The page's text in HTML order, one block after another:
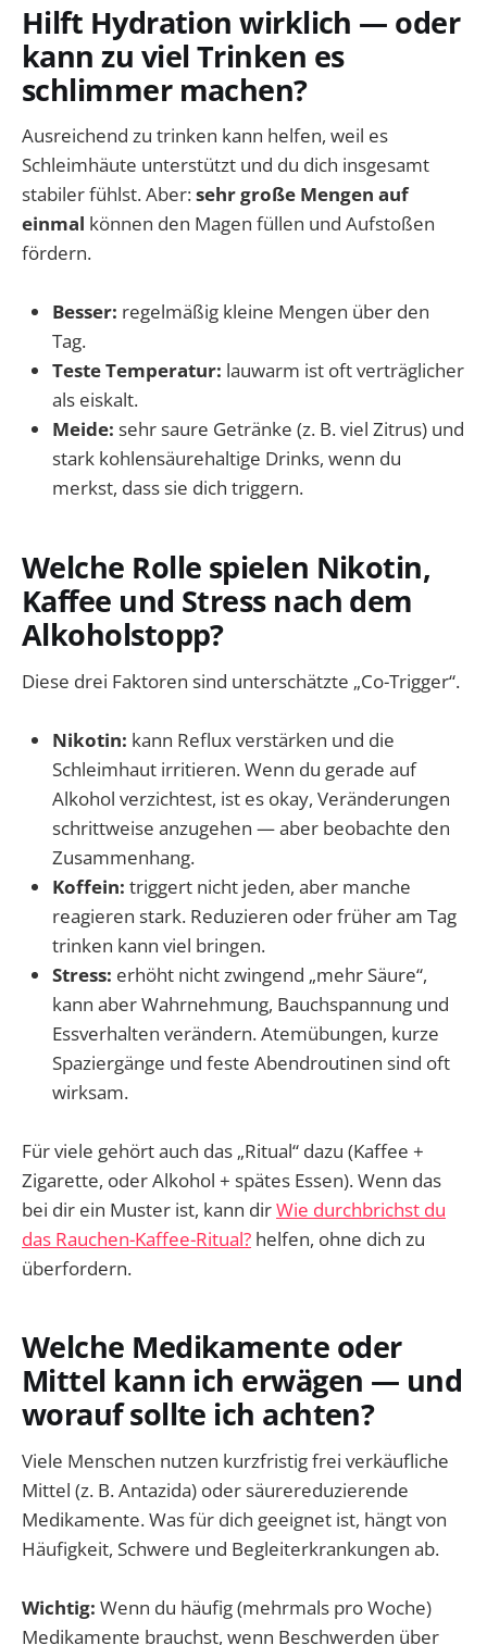
Hilft Hydration wirklich — oder
kann zu viel Trinken es
schlimmer machen?
Ausreichend zu trinken kann helfen, weil es
Schleimhäute unterstützt und du dich insgesamt
stabiler fühlst. Aber:sehr große Mengen auf
einmal können den Magen füllen und Aufstoßen
fördern.
Besser: regelmäßig kleine Mengen über den
Tag.
Teste Temperatur: lauwarm ist oft verträglicher
als eiskalt.
Meide: sehr saure Getränke (z. B. viel Zitrus) und
stark kohlensäurehaltige Drinks, wenn du
merkst, dass sie dich triggern.
Welche Rolle spielen Nikotin,
Kaffee und Stress nach dem
Alkoholstopp?
Diese drei Faktoren sind unterschätzte „Co-Trigger“.
Nikotin: kann Reflux verstärken und die
Schleimhaut irritieren. Wenn du gerade auf
Alkohol verzichtest, ist es okay, Veränderungen
schrittweise anzugehen — aber beobachte den
Zusammenhang.
Koffein: triggert nicht jeden, aber manche
reagieren stark. Reduzieren oder früher am Tag
trinken kann viel bringen.
Stress: erhöht nicht zwingend „mehr Säure“,
kann aber Wahrnehmung, Bauchspannung und
Essverhalten verändern. Atemübungen, kurze
Spaziergänge und feste Abendroutinen sind oft
wirksam.
Für viele gehört auch das „Ritual“ dazu (Kaffee +
Zigarette, oder Alkohol + spätes Essen). Wenn das
bei dir ein Muster ist, kann dirWie durchbrichst du
das Rauchen-Kaffee-Ritual? helfen, ohne dich zu
überfordern.
Welche Medikamente oder
Mittel kann ich erwägen — und
worauf sollte ich achten?
Viele Menschen nutzen kurzfristig frei verkäufliche
Mittel (z. B. Antazida) oder säurereduzierende
Medikamente. Was für dich geeignet ist, hängt von
Häufigkeit, Schwere und Begleiterkrankungen ab.
Wichtig: Wenn du häufig (mehrmals pro Woche)
Medikamente brauchst, wenn Beschwerden über